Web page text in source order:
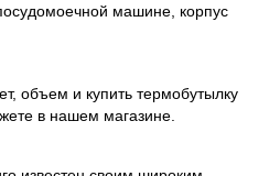
машине, корпус
объем и купить термобутылку
в нашем магазине.